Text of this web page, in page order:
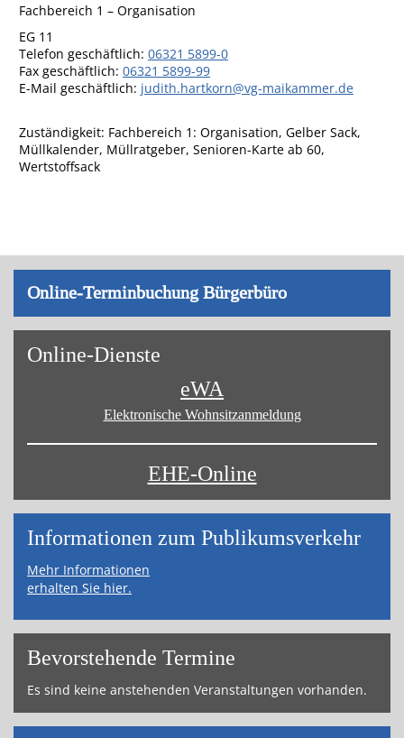
On­line-Ter­min­bu­chung Bür­ger­bü­ro
On­line-Diens­te
eWA
Elektronische Wohnsitz­anmeldung
EHE-Online
Informa­tionen zum Publikums­­verkehr
Mehr Informationen
erhalten Sie hier.
Bevor­ste­hende Ter­mi­ne
Es sind keine an­ste­hen­den Ver­an­stal­tun­gen vor­han­den.
Fachbereich 1 – Organisation
EG 11
Telefon geschäftlich: 06321 5899-0
Fax geschäftlich: 06321 5899-99
E-Mail geschäftlich: judith.hartkorn@vg-maikammer.de
Zuständigkeit: Fachbereich 1: Organisation, Gelber Sack,
Müllkalender, Müllratgeber, Senioren-Karte ab 60,
Wertstoffsack